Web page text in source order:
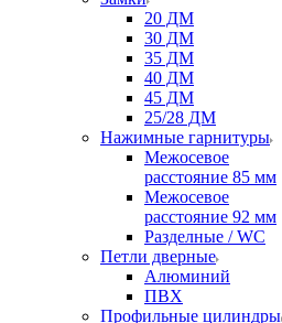
20 ДМ
30 ДМ
35 ДМ
40 ДМ
45 ДМ
25/28 ДМ
Нажимные гарнитуры
Межосевое
расстояние 85 мм
Межосевое
расстояние 92 мм
Разделные / WC
Петли дверные
Алюминий
ПВХ
Профильные цилиндры